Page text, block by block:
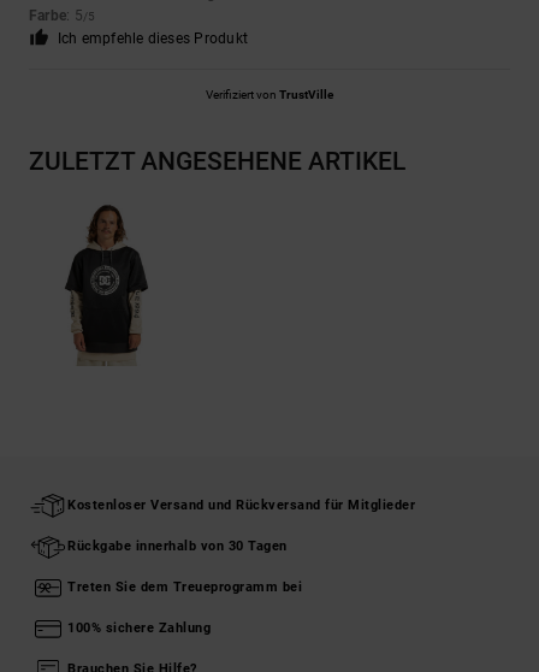
Farbe: 5/5
Ich empfehle dieses Produkt
Verifiziert von TrustVille
ZULETZT ANGESEHENE ARTIKEL
Kostenloser Versand und Rückversand für Mitglieder
Rückgabe innerhalb von 30 Tagen
Treten Sie dem Treueprogramm bei
100% sichere Zahlung
Brauchen Sie Hilfe?